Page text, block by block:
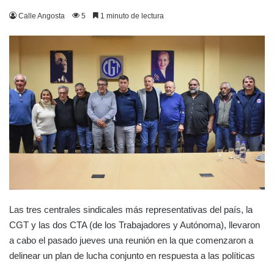
Calle Angosta 5 1 minuto de lectura
Las tres centrales sindicales más representativas del país, la
CGT y las dos CTA (de los Trabajadores y Autónoma), llevaron
a cabo el pasado jueves una reunión en la que comenzaron a
delinear un plan de lucha conjunto en respuesta a las políticas